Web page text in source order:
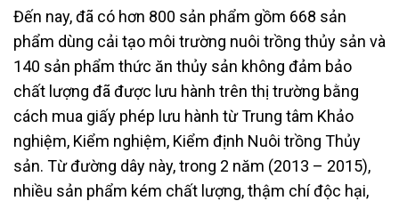
Đến nay, đã có hơn 800 sản phẩm gồm 668 sản
phẩm dùng cải tạo môi trường nuôi trồng thủy sản và
140 sản phẩm thức ăn thủy sản không đảm bảo
chất lượng đã được lưu hành trên thị trường bằng
cách mua giấy phép lưu hành từ Trung tâm Khảo
nghiệm, Kiểm nghiệm, Kiểm định Nuôi trồng Thủy
sản. Từ đường dây này, trong 2 năm (2013 – 2015),
nhiều sản phẩm kém chất lượng, thậm chí độc hại,